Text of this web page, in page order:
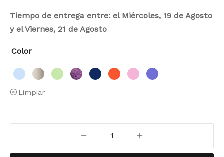
Tiempo de entrega entre: el Miércoles, 19 de Agosto
y el Viernes, 21 de Agosto
Color
Limpiar